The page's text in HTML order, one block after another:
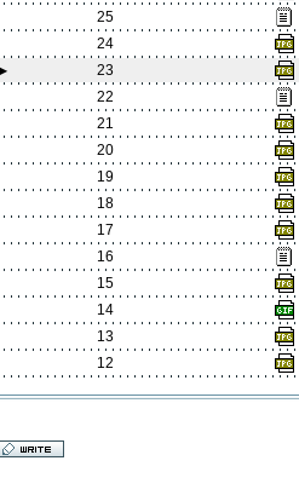
25
24
23
22
21
20
19
18
17
16
15
14
13
12